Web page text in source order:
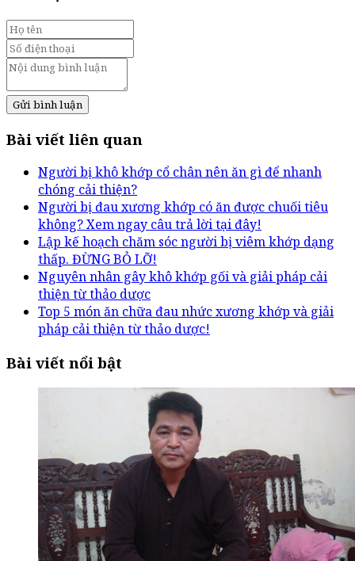
Gửi bình luận
Bài viết liên quan
Người bị khô khớp cổ chân nên ăn gì để nhanh
chóng cải thiện?
Người bị đau xương khớp có ăn được chuối tiêu
không? Xem ngay câu trả lời tại đây!
Lập kế hoạch chăm sóc người bị viêm khớp dạng
thấp. ĐỪNG BỎ LỠ!
Nguyên nhân gây khô khớp gối và giải pháp cải
thiện từ thảo dược
Top 5 món ăn chữa đau nhức xương khớp và giải
pháp cải thiện từ thảo dược!
Bài viết nổi bật